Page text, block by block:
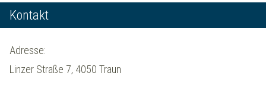
Kontakt
Adresse:
Linzer Straße 7, 4050 Traun